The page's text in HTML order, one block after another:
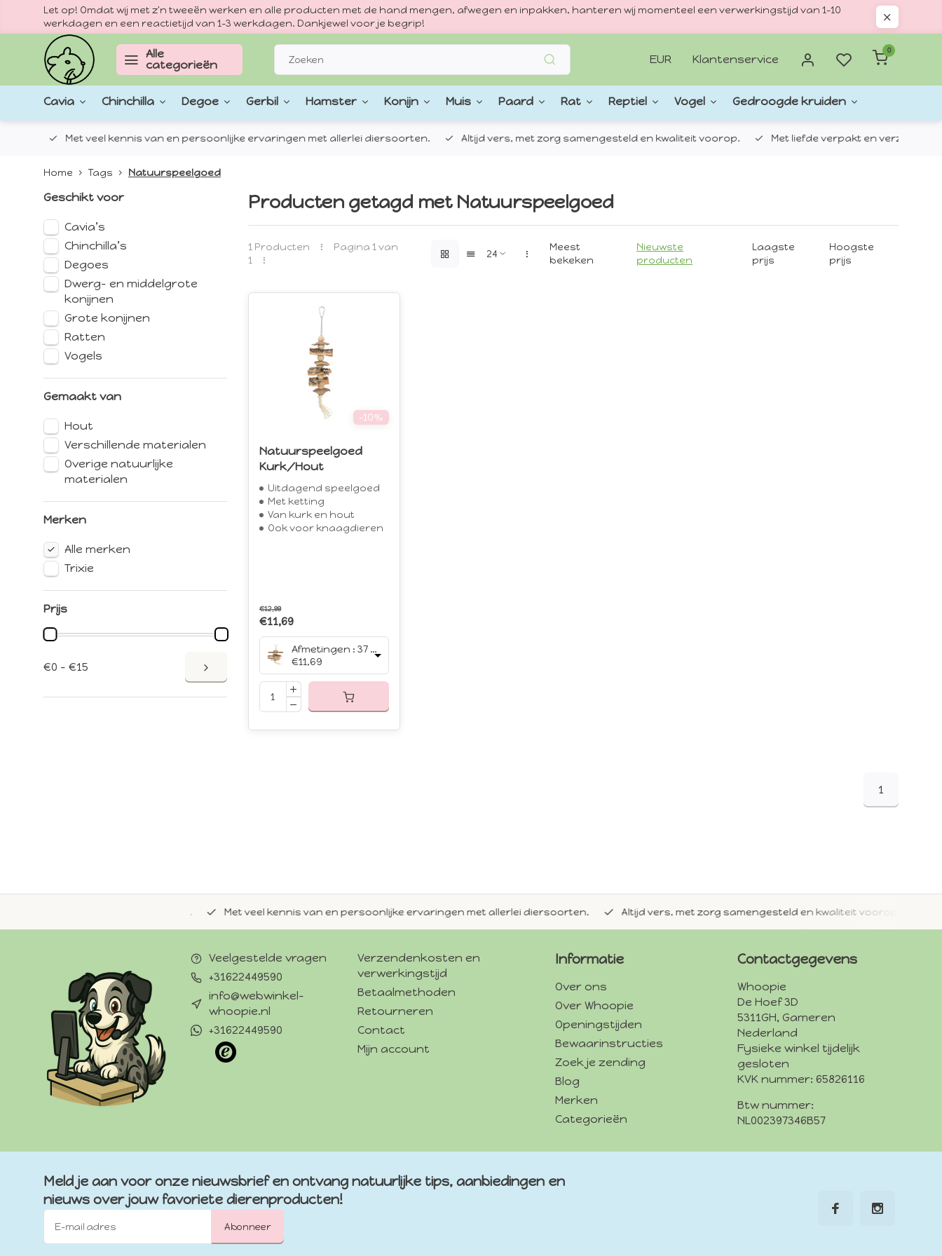
Let op! Omdat wij met z'n tweeën werken en alle producten met de hand mengen, afwegen en inpakken, hanteren wij momenteel een verwerkingstijd van 1–10
werkdagen en een reactietijd van 1–3 werkdagen. Dankjewel voor je begrip!
Alle
categorieën
EUR Klantenservice
0
Cavia Chinchilla Degoe Gerbil Hamster Konijn Muis Paard Rat Reptiel Vogel Gedroogde kruiden
Met veel kennis van en persoonlijke ervaringen met allerlei diersoorten. Altijd vers, met zorg samengesteld en kwaliteit voorop. Met liefde verpakt en verzonden.
Home Tags Natuurspeelgoed
Geschikt voor
Cavia’s
Chinchilla’s
Degoes
Dwerg- en middelgrote
konijnen
Grote konijnen
Ratten
Vogels
Gemaakt van
Hout
Verschillende materialen
Overige natuurlijke
materialen
Merken
Alle merken
Trixie
Prijs
€0 - €15
Producten getagd met Natuurspeelgoed
1 Producten
Pagina 1 van
1
Meest
bekeken
Nieuwste
producten
Laagste
prijs
Hoogste
prijs
-10%
Natuurspeelgoed
Kurk/Hout
Uitdagend speelgoed
Met ketting
Van kurk en hout
Ook voor knaagdieren
€12,99
€11,69
Afmetingen : 37 cm
€11,69
1
Met veel kennis van en persoonlijke ervaringen met allerlei diersoorten. Altijd vers, met zorg samengesteld en kwaliteit voorop.
Veelgestelde vragen
+31622449590
info@webwinkel-
whoopie.nl
+31622449590
Verzendenkosten en
verwerkingstijd
Betaalmethoden
Retourneren
Contact
Mijn account
Informatie
Over ons
Over Whoopie
Openingstijden
Bewaarinstructies
Zoek je zending
Blog
Merken
Categorieën
Contactgegevens
Whoopie
De Hoef 3D
5311GH, Gameren
Nederland
Fysieke winkel tijdelijk
gesloten
KVK nummer: 65826116
Btw nummer:
NL002397346B57
Meld je aan voor onze nieuwsbrief en ontvang natuurlijke tips, aanbiedingen en
nieuws over jouw favoriete dierenproducten!
Abonneer